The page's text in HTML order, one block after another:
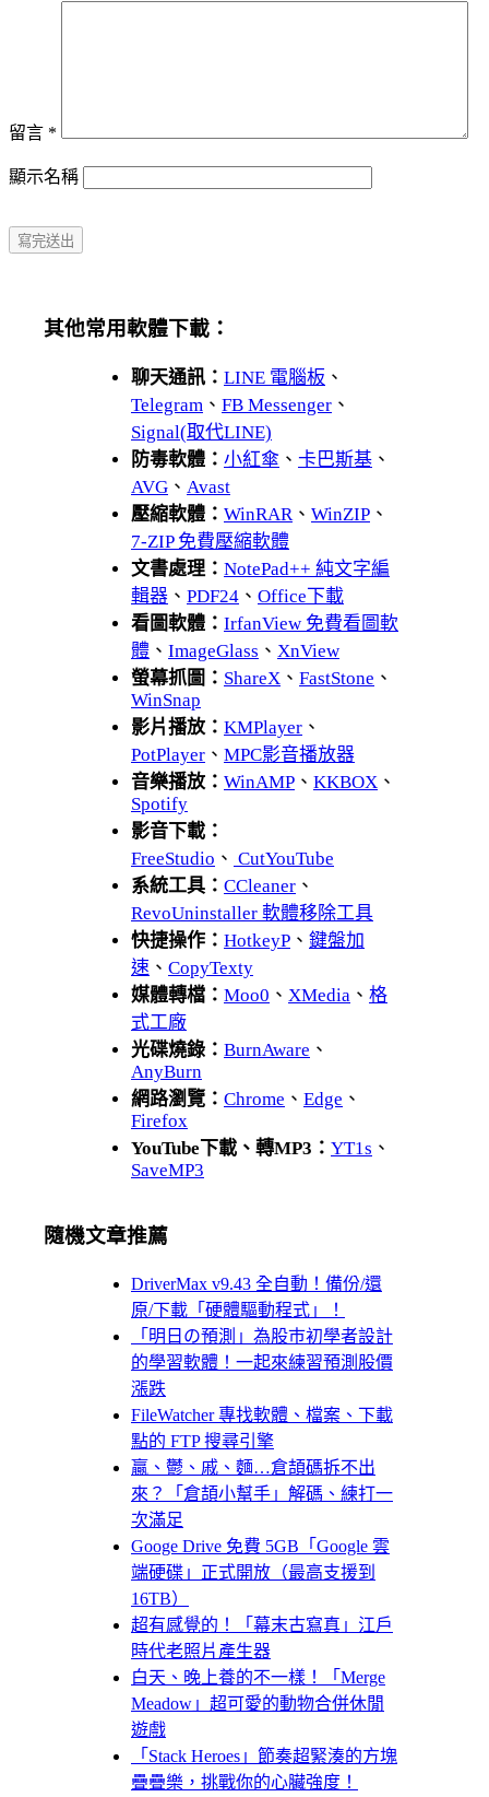
留言 *
顯示名稱
其他常用軟體下載：
聊天通訊： LINE 電腦板 、
Telegram 、 FB Messenger 、
Signal(取代LINE)
防毒軟體： 小紅傘 、 卡巴斯基 、
AVG 、 Avast
壓縮軟體： WinRAR、 WinZIP 、
7-ZIP 免費壓縮軟體
文書處理： NotePad++ 純文字編
輯器 、 PDF24 、 Office下載
看圖軟體： IrfanView 免費看圖軟
體 、 ImageGlass 、 XnView
螢幕抓圖： ShareX 、 FastStone 、
WinSnap
影片播放： KMPlayer 、
PotPlayer 、 MPC影音播放器
音樂播放： WinAMP 、 KKBOX 、
Spotify
影音下載：
FreeStudio 、 CutYouTube
系統工具： CCleaner 、
RevoUninstaller 軟體移除工具
快捷操作： HotkeyP 、 鍵盤加
速 、 CopyTexty
媒體轉檔： Moo0 、 XMedia 、 格
式工廠
光碟燒錄： BurnAware 、
AnyBurn
網路瀏覽： Chrome 、 Edge 、
Firefox
YouTube下載、轉MP3： YT1s 、
SaveMP3
隨機文章推薦
DriverMax v9.43 全自動！備份/還
原/下載「硬體驅動程式」！
「明日の預測」為股巿初學者設計
的學習軟體！一起來練習預測股價
漲跌
FileWatcher 專找軟體、檔案、下載
點的 FTP 搜尋引擎
贏、鬱、戚、麵…倉頡碼拆不出
來？「倉頡小幫手」解碼、練打一
次滿足
Googe Drive 免費 5GB「Google 雲
端硬碟」正式開放（最高支援到
16TB）
超有感覺的！「幕末古寫真」江戶
時代老照片產生器
白天、晚上養的不一樣！「Merge
Meadow」超可愛的動物合併休閒
遊戲
「Stack Heroes」節奏超緊湊的方塊
疊疊樂，挑戰你的心臟強度！